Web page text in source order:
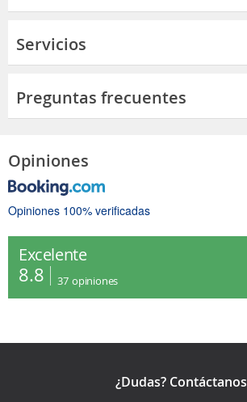
Servicios
Preguntas frecuentes
Opiniones
Opiniones 100% verificadas
Excelente
8.8 37 opiniones
¿Dudas? Contáctanos